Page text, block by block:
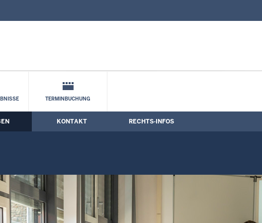
Kontaktformular
TERMINBUCHUNG
KONTAKT RECHTS-INFOS